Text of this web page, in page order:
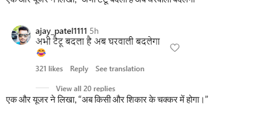
एक और यूजर ने लिखा, “अब किसी और शिकार के चक्कर में होगा।”